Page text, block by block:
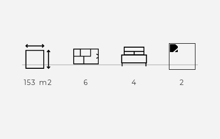
153 m2 6 4 2
Estimer